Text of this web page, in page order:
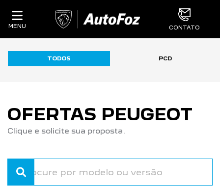
MENU CONTATO
TODOS PCD
OFERTAS PEUGEOT
Clique e solicite sua proposta.